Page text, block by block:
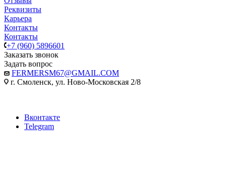
Реквизиты
Карьера
Контакты
Контакты
+7 (960) 5896601
Заказать звонок
Задать вопрос
FERMERSM67@GMAIL.COM
г. Смоленск, ул. Ново-Московская 2/8
Вконтакте
Telegram